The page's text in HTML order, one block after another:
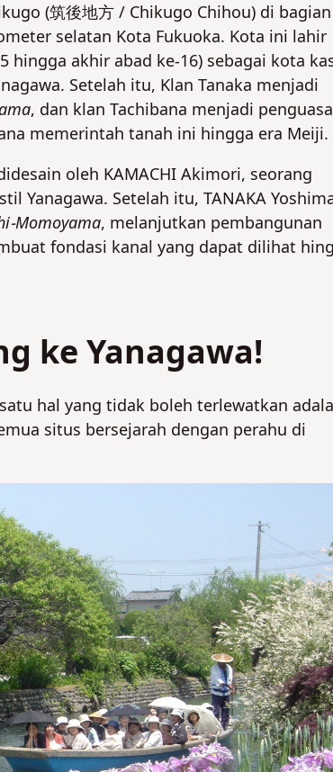
(筑後地方 / Chikugo Chihou) di bagian
selatan Kota Fukuoka. Kota ini lahir
hingga akhir abad ke-16) sebagai kota
Setelah itu, Klan Tanaka menjadi
, dan klan Tachibana menjadi penguasa
memerintah tanah ini hingga era Meiji.
oleh KAMACHI Akimori, seorang
Yanagawa. Setelah itu, TANAKA
Momoyama, melanjutkan pembangunan
fondasi kanal yang dapat dilihat
ke Yanagawa!
hal yang tidak boleh terlewatkan
situs bersejarah dengan perahu di
TIDAK
TIDAK